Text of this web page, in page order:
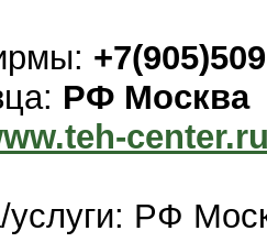
РФ Москва
услуги: РФ